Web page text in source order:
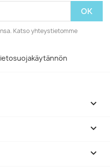
Katso yhteystietomme


